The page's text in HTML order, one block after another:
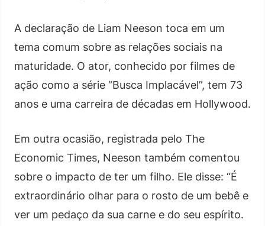
A declaração de Liam Neeson toca em um
tema comum sobre as relações sociais na
maturidade. O ator, conhecido por filmes de
ação como a série “Busca Implacável”, tem 73
anos e uma carreira de décadas em Hollywood.
Em outra ocasião, registrada pelo The
Economic Times, Neeson também comentou
sobre o impacto de ter um filho. Ele disse: “É
extraordinário olhar para o rosto de um bebê e
ver um pedaço da sua carne e do seu espírito.